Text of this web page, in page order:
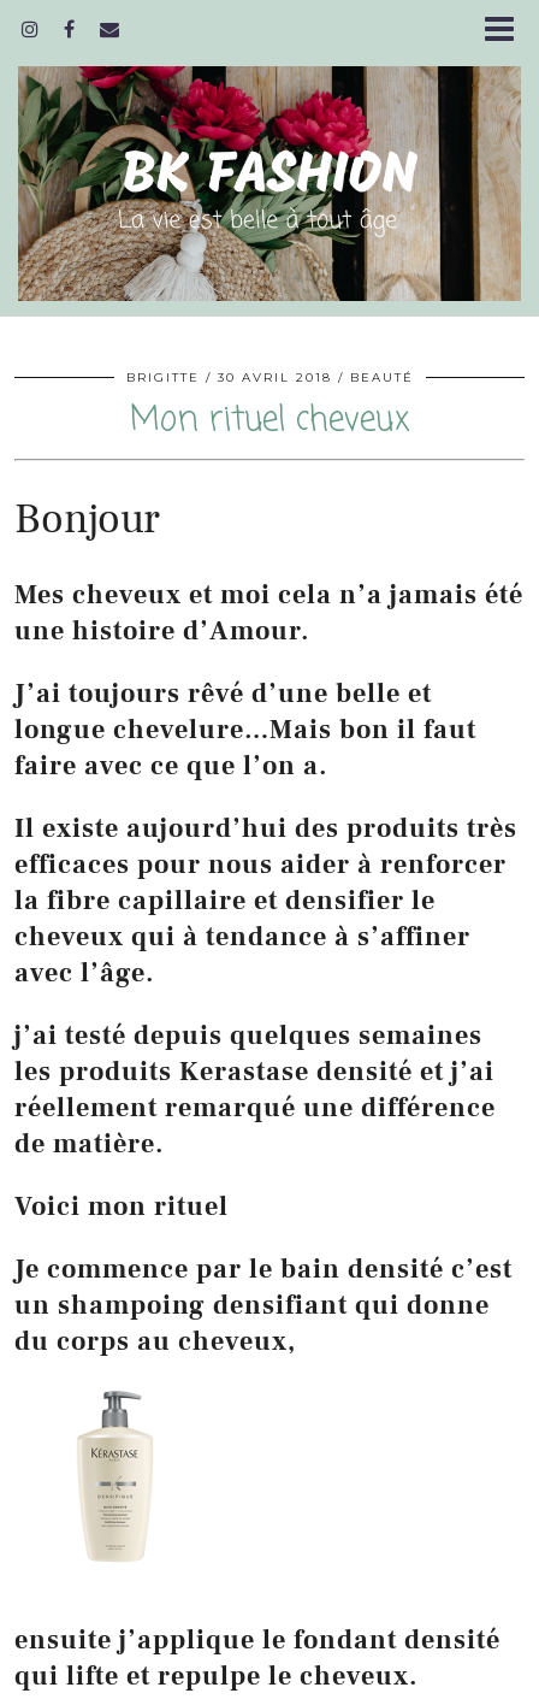
BRIGITTE 30 AVRIL 2018 BEAUTÉ
Mon rituel cheveux
Bonjour
Mes cheveux et moi cela n’a jamais été
une histoire d’Amour.
J’ai toujours rêvé d’une belle et
longue chevelure…Mais bon il faut
faire avec ce que l’on a.
Il existe aujourd’hui des produits très
efficaces pour nous aider à renforcer
la fibre capillaire et densifier le
cheveux qui à tendance à s’affiner
avec l’âge.
j’ai testé depuis quelques semaines
les produits Kerastase densité et j’ai
réellement remarqué une différence
de matière.
Voici mon rituel
Je commence par le bain densité c’est
un shampoing densifiant qui donne
du corps au cheveux,
ensuite j’applique le fondant densité
qui lifte et repulpe le cheveux.